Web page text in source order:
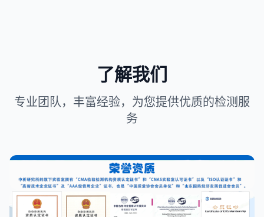
了解我们
专业团队，丰富经验，为您提供优质的检测服
务